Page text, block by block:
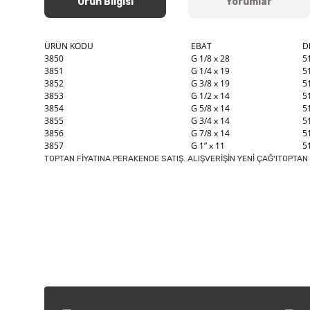
ÜRÜN KODU EBAT
3850
G 1/8 x 28
3851
G 1/4 x 19
3852
G 3/8 x 19
3853
G 1/2 x 14
3854
G 5/8 x 14
3855
G 3/4 x 14
3856
G 7/8 x 14
3857
G 1” x 11
TOPTAN FİYATINA PERAKENDE SATIŞ. ALIŞVERİŞİN YENİ